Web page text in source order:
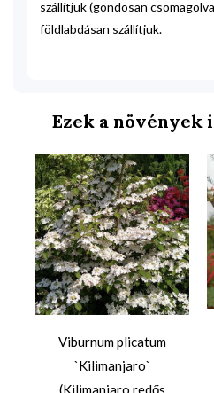
szállítjuk (gondosan
földlabdásan szállítjuk.
Ezek a
Viburnum plicatum
`Kilimanjaro`
(Kilimanjaro redős